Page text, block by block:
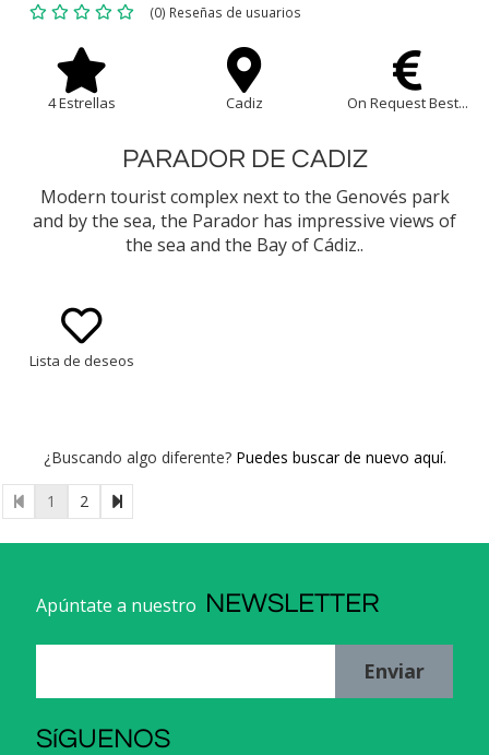
(0) Reseñas de usuarios
4 Estrellas Cadiz On Request Best...
PARADOR DE CADIZ
Modern tourist complex next to the Genovés park
and by the sea, the Parador has impressive views of
the sea and the Bay of Cádiz..
Lista de deseos
¿Buscando algo diferente? Puedes buscar de nuevo aquí.
1 2
Apúntate a nuestro NEWSLETTER
Enviar
SíGUENOS